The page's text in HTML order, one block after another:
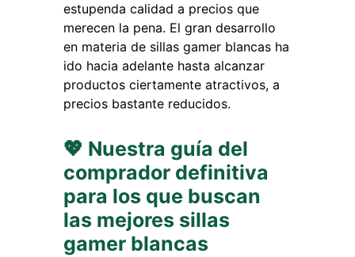
estupenda calidad a precios que
merecen la pena. El gran desarrollo
en materia de sillas gamer blancas ha
ido hacia adelante hasta alcanzar
productos ciertamente atractivos, a
precios bastante reducidos.
💖 Nuestra guía del
comprador definitiva
para los que buscan
las mejores sillas
gamer blancas